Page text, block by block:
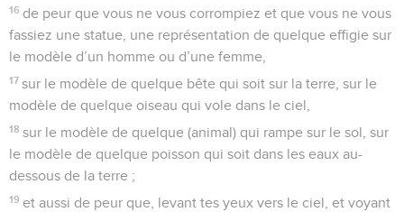
16 de peur que vous ne vous corrompiez et que vous ne vous
fassiez une statue, une représentation de quelque effigie sur
le modèle d’un homme ou d’une femme,
17 sur le modèle de quelque bête qui soit sur la terre, sur le
modèle de quelque oiseau qui vole dans le ciel,
18 sur le modèle de quelque (animal) qui rampe sur le sol, sur
le modèle de quelque poisson qui soit dans les eaux au-
dessous de la terre ;
19 et aussi de peur que, levant tes yeux vers le ciel, et voyant